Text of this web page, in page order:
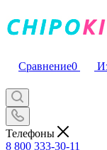
Сравнение0
Телефоны
8 800 333-30-11